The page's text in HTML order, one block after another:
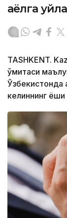
аёлга
TASHKENT.
қўмитаси
Ўзбекистонда
келиннинг ёши